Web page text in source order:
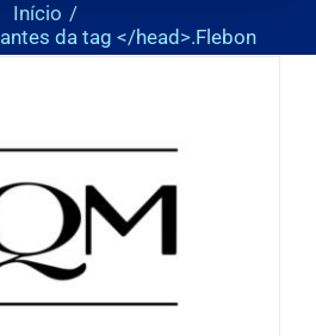
Início
da tag </head>.Flebon